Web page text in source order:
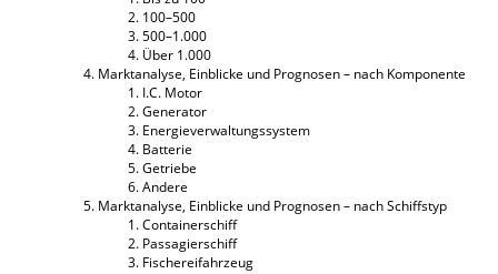
100–500
500–1.000
Über 1.000
Marktanalyse, Einblicke und Prognosen – nach Komponente
I.C. Motor
Generator
Energieverwaltungssystem
Batterie
Getriebe
Andere
Marktanalyse, Einblicke und Prognosen – nach Schiffstyp
Containerschiff
Passagierschiff
Fischereifahrzeug